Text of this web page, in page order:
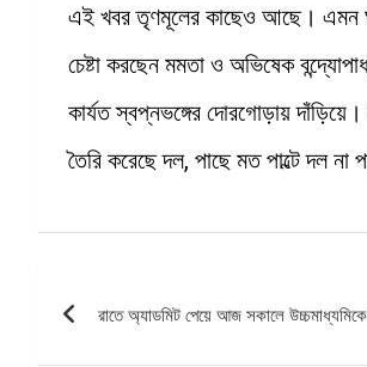
এই খবর তৃণমূলের কাছেও আছে। এমন
চেষ্টা করছেন মমতা ও অভিষেক
কার্যত স্বপ্নভঙ্গের দোরগোড়ায়
তৈরি করেছে দল, পাছে মত পাল্টে দল না
navigation
রাতে অ্যাডমিট পেয়ে আজ সকালে